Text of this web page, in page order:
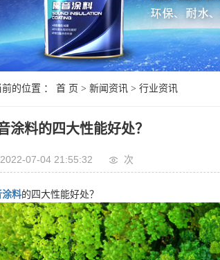
的位置 ： 首 页 > 新闻资讯 > 行业资讯
涂料的四大性能好处？
2022-07-04 21:55:32 次
涂料的四大性能好处？